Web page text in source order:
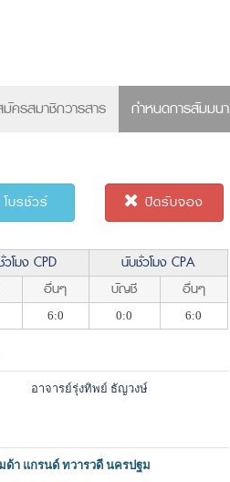
ครสมาชิกวารสาร กำหนดการสัมมนา
โบรชัวร์ ปิดรับจอง
โมง CPD
นับชั่วโมง CPA
อื่นๆ บัญชี อื่นๆ
6:0 0:0 6:0
อาจารย์รุ่งทิพย์ ธัญวงษ์
ด้า แกรนด์ ทวารวดี นครปฐม